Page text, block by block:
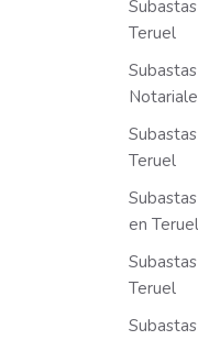
Teruel
Teruel
en Teruel
Teruel